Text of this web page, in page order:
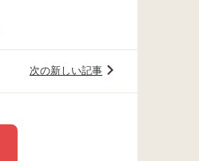
次の新しい記事